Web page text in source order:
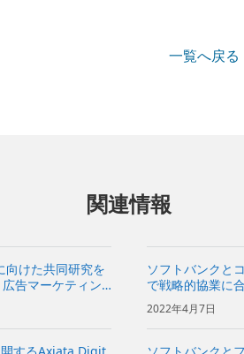
一覧へ戻る
関連情報
向けた共同研究を
告マーケティン
ソフトバンクと
で戦略的協業に
用途に応じて最
2022年4月7日
開するAxiata Digit
ソフトバンクと